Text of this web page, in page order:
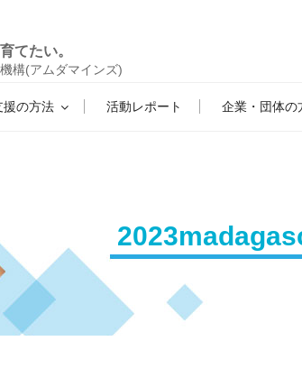
てたい。
構(アムダマインズ)
援の方法 活動レポート 企業・団体の